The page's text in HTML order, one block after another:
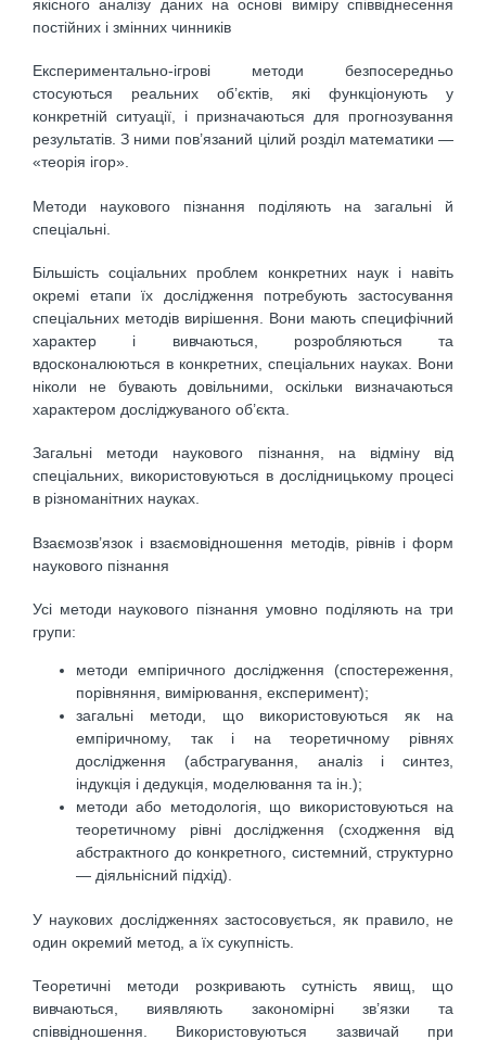
якісного аналізу даних на основі виміру співвіднесення
постійних і змінних чинників
Експериментально-ігрові методи безпосередньо
стосуються реальних об’єктів, які функціонують у
конкретній ситуації, і призначаються для прогнозування
результатів. З ними пов’язаний цілий розділ математики —
«теорія ігор».
Методи наукового пізнання поділяють на загальні й
спеціальні.
Більшість соціальних проблем конкретних наук і навіть
окремі етапи їх дослідження потребують застосування
спеціальних методів вирішення. Вони мають специфічний
характер і вивчаються, розробляються та
вдосконалюються в конкретних, спеціальних науках. Вони
ніколи не бувають довільними, оскільки визначаються
характером досліджуваного об’єкта.
Загальні методи наукового пізнання, на відміну від
спеціальних, використовуються в дослідницькому процесі
в різноманітних науках.
Взаємозв’язок і взаємовідношення методів, рівнів і форм
наукового пізнання
Усі методи наукового пізнання умовно поділяють на три
групи:
методи емпіричного дослідження (спостереження,
порівняння, вимірювання, експеримент);
загальні методи, що використовуються як на
емпіричному, так і на теоретичному рівнях
дослідження (абстрагування, аналіз і синтез,
індукція і дедукція, моделювання та ін.);
методи або методологія, що використовуються на
теоретичному рівні дослідження (сходження від
абстрактного до конкретного, системний, структурно
— діяльнісний підхід).
У наукових дослідженнях застосовується, як правило, не
один окремий метод, а їх сукупність.
Теоретичні методи розкривають сутність явищ, що
вивчаються, виявляють закономірні зв’язки та
співвідношення. Використовуються зазвичай при